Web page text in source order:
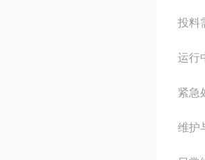
投料
运行
紧急
维护